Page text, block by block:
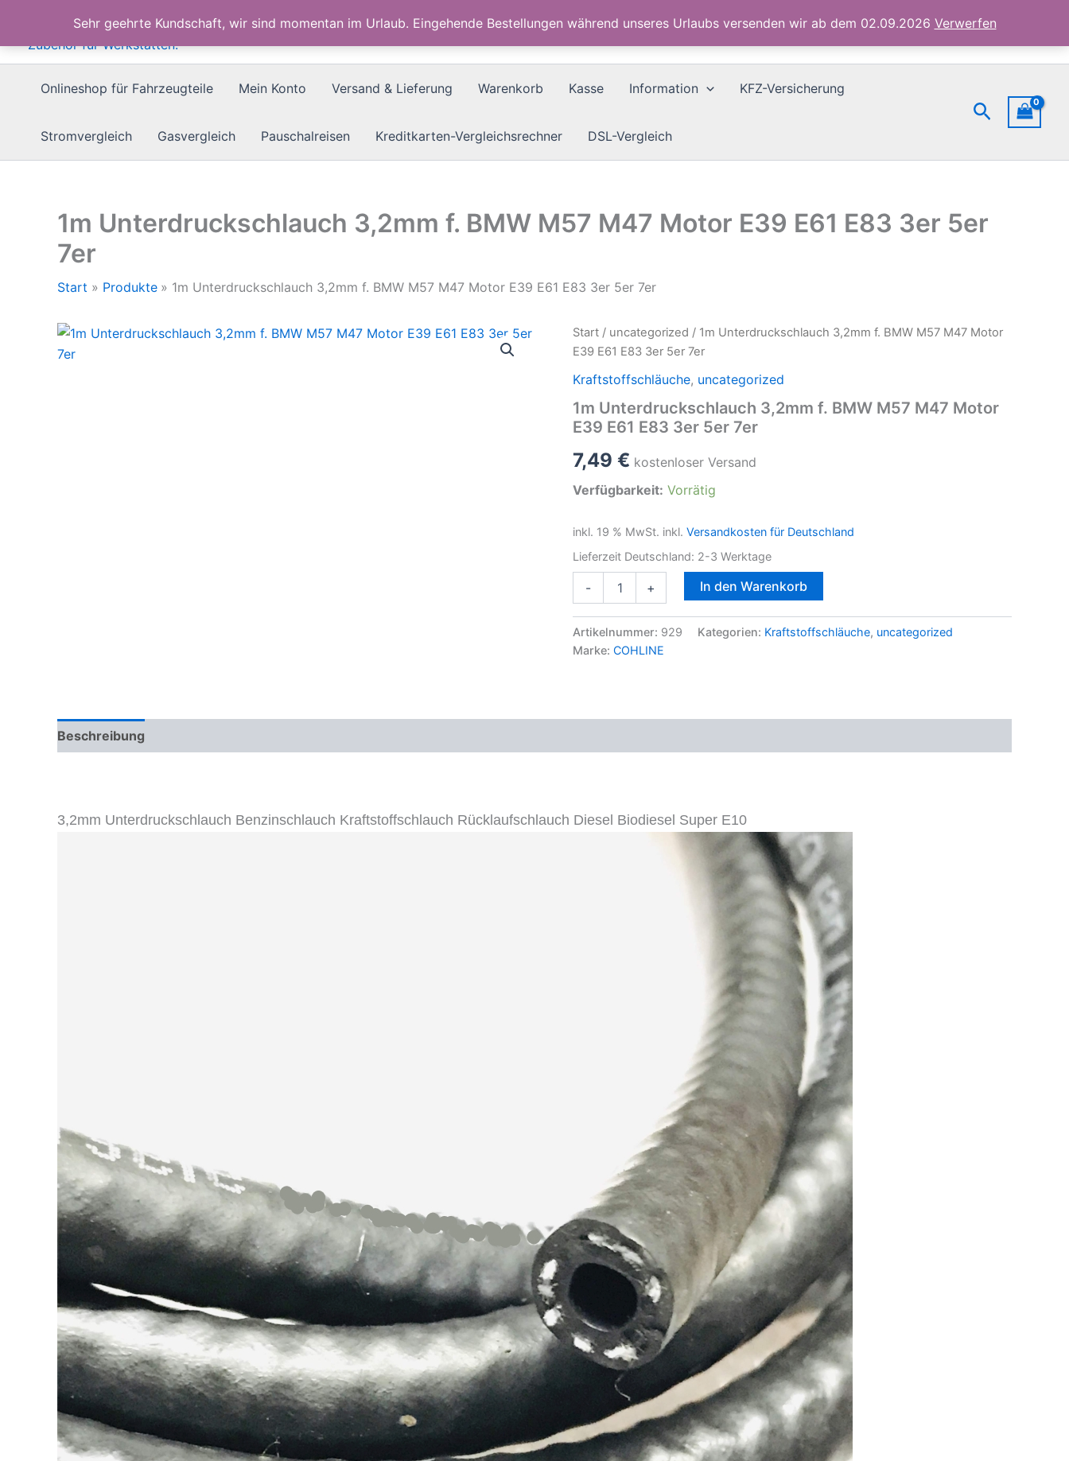
Sehr geehrte Kundschaft, wir sind momentan im Urlaub. Eingehende Bestellungen während unseres Urlaubs versenden wir ab dem 02.09.2026 Verwerfen
springen
Onlineshop für Fahrzeugteile Mein Konto Versand & Lieferung Warenkorb Kasse Information KFZ-Versicherung
Stromvergleich Gasvergleich Pauschalreisen Kreditkarten-Vergleichsrechner DSL-Vergleich
Suchen
1m Unterdruckschlauch 3,2mm f. BMW M57 M47 Motor E39 E61 E83 3er 5er
7er
Start Produkte 1m Unterdruckschlauch 3,2mm f. BMW M57 M47 Motor E39 E61 E83 3er 5er 7er
Start / uncategorized / 1m Unterdruckschlauch 3,2mm f. BMW M57 M47 Motor
E39 E61 E83 3er 5er 7er
Kraftstoffschläuche, uncategorized
1m Unterdruckschlauch 3,2mm f. BMW M57 M47 Motor
E39 E61 E83 3er 5er 7er
7,49 € kostenloser Versand
Verfügbarkeit: Vorrätig
inkl. 19 % MwSt. inkl. Versandkosten für Deutschland
Lieferzeit Deutschland: 2-3 Werktage
-
Unterdruckschlauch
f.
M57
E61
3er
+ In den Warenkorb
Artikelnummer: 929 Kategorien: Kraftstoffschläuche, uncategorized
Marke: COHLINE
Beschreibung
3,2mm Unterdruckschlauch Benzinschlauch Kraftstoffschlauch Rücklaufschlauch Diesel Biodiesel Super E10
M47
Motor
E39
E61
3er